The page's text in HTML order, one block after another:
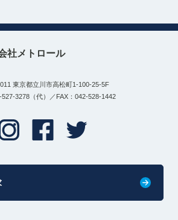
社メトロール
東京都立川市高松町1-100-25-5F
3278（代）／FAX：042-528-1442